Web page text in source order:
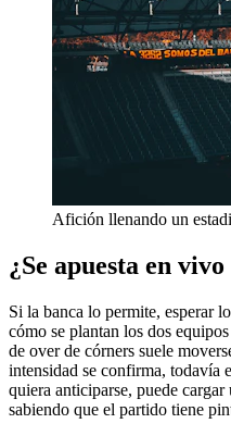
Afición llenando un
¿Se apuesta en
Si la banca lo permite, esperar
cómo se plantan los dos
de over de córners suele
intensidad se confirma, todavía
quiera anticiparse, puede
sabiendo que el partido tiene